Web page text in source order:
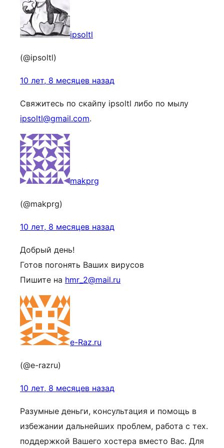
ipsoltl
(@ipsoltl)
10 лет, 8 месяцев назад
Свяжитесь по скайпу ipsoltl либо по мылу
ipsoltl@gmail.com.
makprg
(@makprg)
10 лет, 8 месяцев назад
Добрый день!
Готов погонять Ваших вирусов
Пишите на hmr_2@mail.ru
e-Raz.ru
(@e-razru)
10 лет, 8 месяцев назад
Разумные деньги, консультация и помощь в
избежании дальнейших проблем, работа с тех.
поддержкой Вашего хостера вместо Вас. Для